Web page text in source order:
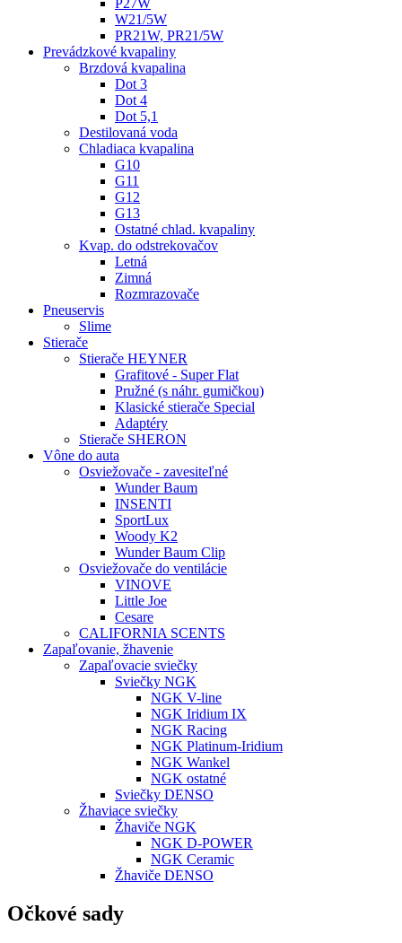
P27W
W21/5W
PR21W, PR21/5W
Prevádzkové kvapaliny
Brzdová kvapalina
Dot 3
Dot 4
Dot 5,1
Destilovaná voda
Chladiaca kvapalina
G10
G11
G12
G13
Ostatné chlad. kvapaliny
Kvap. do odstrekovačov
Letná
Zimná
Rozmrazovače
Pneuservis
Slime
Stierače
Stierače HEYNER
Grafitové - Super Flat
Pružné (s náhr. gumičkou)
Klasické stierače Special
Adaptéry
Stierače SHERON
Vône do auta
Osviežovače - zavesiteľné
Wunder Baum
INSENTI
SportLux
Woody K2
Wunder Baum Clip
Osviežovače do ventilácie
VINOVE
Little Joe
Cesare
CALIFORNIA SCENTS
Zapaľovanie, žhavenie
Zapaľovacie sviečky
Sviečky NGK
NGK V-line
NGK Iridium IX
NGK Racing
NGK Platinum-Iridium
NGK Wankel
NGK ostatné
Sviečky DENSO
Žhaviace sviečky
Žhaviče NGK
NGK D-POWER
NGK Ceramic
Žhaviče DENSO
Očkové sady